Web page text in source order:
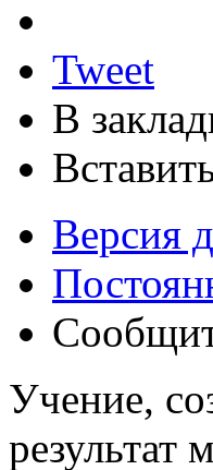
Tweet
В
Версия
Учение,
результат